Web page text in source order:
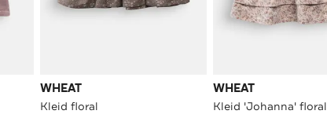
WHEAT
Kleid floral
WHEAT
Kleid 'Johanna' floral